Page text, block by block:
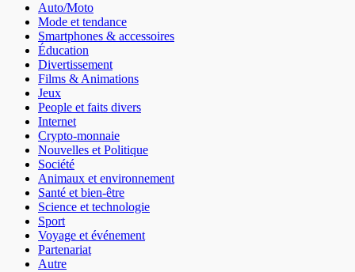
Auto/Moto
Mode et tendance
Smartphones & accessoires
Éducation
Divertissement
Films & Animations
Jeux
People et faits divers
Internet
Crypto-monnaie
Nouvelles et Politique
Société
Animaux et environnement
Santé et bien-être
Science et technologie
Sport
Voyage et événement
Partenariat
Autre